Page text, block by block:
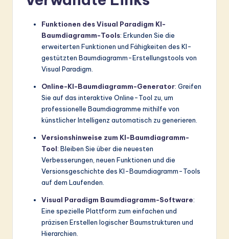
Funktionen des Visual Paradigm KI-
Baumdiagramm-Tools: Erkunden Sie die
erweiterten Funktionen und Fähigkeiten des KI-
gestützten Baumdiagramm-Erstellungstools von
Visual Paradigm.
Online-KI-Baumdiagramm-Generator: Greifen
Sie auf das interaktive Online-Tool zu, um
professionelle Baumdiagramme mithilfe von
künstlicher Intelligenz automatisch zu generieren.
Versionshinweise zum KI-Baumdiagramm-
Tool: Bleiben Sie über die neuesten
Verbesserungen, neuen Funktionen und die
Versionsgeschichte des KI-Baumdiagramm-Tools
auf dem Laufenden.
Visual Paradigm Baumdiagramm-Software:
Eine spezielle Plattform zum einfachen und
präzisen Erstellen logischer Baumstrukturen und
Hierarchien.